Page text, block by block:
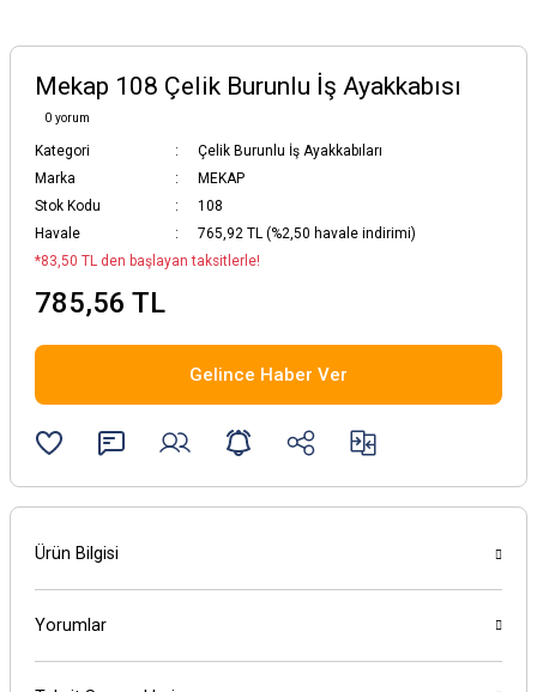
Mekap 108 Çelik Burunlu İş Ayakkabısı
0 yorum
Kategori
Çelik Burunlu İş Ayakkabıları
Marka
MEKAP
Stok Kodu
108
Havale
765,92 TL (%2,50 havale indirimi)
*83,50 TL den başlayan taksitlerle!
785,56 TL
Gelince Haber Ver
Ürün Bilgisi
Yorumlar